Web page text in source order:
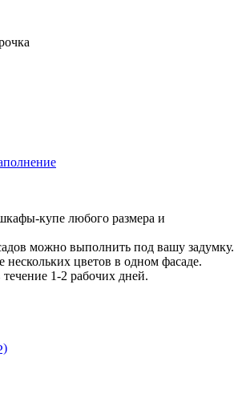
купе любого размера и
можно выполнить под вашу задумку.
нескольких цветов в одном фасаде.
течение 1-2 рабочих дней.